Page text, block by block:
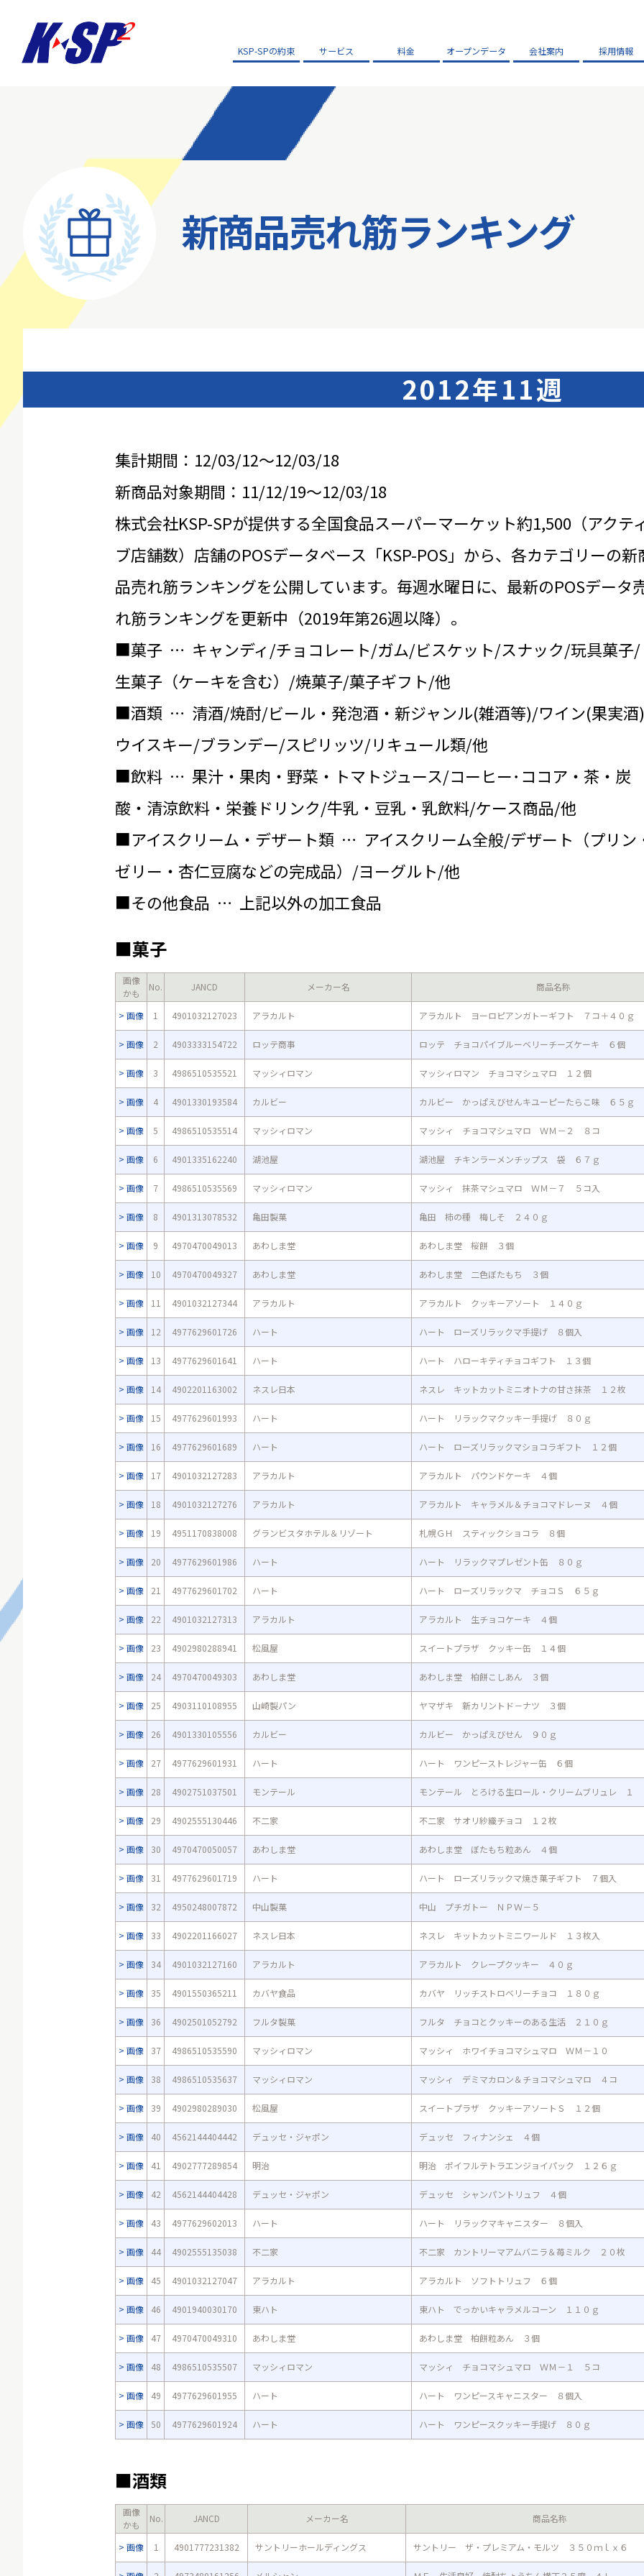
KSP-SPの約束 サービス 料金 オープンデータ 会社案内 採用情報
新商品売れ筋ランキング
2012年11週
集計期間：12/03/12～12/03/18
新商品対象期間：11/12/19～12/03/18
株式会社KSP-SPが提供する全国食品スーパーマーケット約1,500（アクテ
ブ店舗数）店舗のPOSデータベース「KSP-POS」から、各カテゴリーの新
品売れ筋ランキングを公開しています。毎週水曜日に、最新のPOSデータ
れ筋ランキングを更新中（2019年第26週以降）。
■菓子 … キャンディ/チョコレート/ガム/ビスケット/スナック/玩具菓子/
生菓子（ケーキを含む）/焼菓子/菓子ギフト/他
■酒類 … 清酒/焼酎/ビール・発泡酒・新ジャンル(雑酒等)/ワイン(果実
ウイスキー/ブランデー/スピリッツ/リキュール類/他
■飲料 … 果汁・果肉・野菜・トマトジュース/コーヒー･ココア・茶・炭
酸・清涼飲料・栄養ドリンク/牛乳・豆乳・乳飲料/ケース商品/他
■アイスクリーム・デザート類 … アイスクリーム全般/デザート（プリン
ゼリー・杏仁豆腐などの完成品）/ヨーグルト/他
■その他食品 … 上記以外の加工食品
■菓子
画像
かも
No. JANCD メーカー名 商品名称
画像 1 4901032127023 アラカルト アラカルト ヨーロピアンガトーギフト ７コ＋４０ｇ
画像 2 4903333154722 ロッテ商事 ロッテ チョコパイブルーベリーチーズケーキ ６個
画像 3 4986510535521 マッシィロマン マッシィロマン チョコマシュマロ １２個
画像 4 4901330193584 カルビー カルビー かっぱえびせんキユーピーたらこ味 ６５ｇ
画像 5 4986510535514 マッシィロマン マッシィ チョコマシュマロ ＷＭ－２ ８コ
画像 6 4901335162240 湖池屋 湖池屋 チキンラーメンチップス 袋 ６７ｇ
画像 7 4986510535569 マッシィロマン マッシィ 抹茶マシュマロ ＷＭ－７ ５コ入
画像 8 4901313078532 亀田製菓 亀田 柿の種 梅しそ ２４０ｇ
画像 9 4970470049013 あわしま堂 あわしま堂 桜餅 ３個
画像 10 4970470049327 あわしま堂 あわしま堂 二色ぼたもち ３個
画像 11 4901032127344 アラカルト アラカルト クッキーアソート １４０ｇ
画像 12 4977629601726 ハート ハート ローズリラックマ手提げ ８個入
画像 13 4977629601641 ハート ハート ハローキティチョコギフト １３個
画像 14 4902201163002 ネスレ日本 ネスレ キットカットミニオトナの甘さ抹茶 １２枚
画像 15 4977629601993 ハート ハート リラックマクッキー手提げ ８０ｇ
画像 16 4977629601689 ハート ハート ローズリラックマショコラギフト １２個
画像 17 4901032127283 アラカルト アラカルト パウンドケーキ ４個
画像 18 4901032127276 アラカルト アラカルト キャラメル＆チョコマドレーヌ ４個
画像 19 4951170838008 グランビスタホテル＆リゾート 札幌ＧＨ スティックショコラ ８個
画像 20 4977629601986 ハート ハート リラックマプレゼント缶 ８０ｇ
画像 21 4977629601702 ハート ハート ローズリラックマ チョコＳ ６５ｇ
画像 22 4901032127313 アラカルト アラカルト 生チョコケーキ ４個
画像 23 4902980288941 松風屋 スイートプラザ クッキー缶 １４個
画像 24 4970470049303 あわしま堂 あわしま堂 柏餅こしあん ３個
画像 25 4903110108955 山崎製パン ヤマザキ 新カリントド－ナツ ３個
画像 26 4901330105556 カルビー カルビー かっぱえびせん ９０ｇ
画像 27 4977629601931 ハート ハート ワンピーストレジャー缶 ６個
画像 28 4902751037501 モンテール モンテール とろける生ロール・クリームブリュレ １
画像 29 4902555130446 不二家 不二家 サオリ紗織チョコ １２枚
画像 30 4970470050057 あわしま堂 あわしま堂 ぼたもち粒あん ４個
画像 31 4977629601719 ハート ハート ローズリラックマ焼き菓子ギフト ７個入
画像 32 4950248007872 中山製菓 中山 プチガトー ＮＰＷ－５
画像 33 4902201166027 ネスレ日本 ネスレ キットカットミニワールド １３枚入
画像 34 4901032127160 アラカルト アラカルト クレープクッキー ４０ｇ
画像 35 4901550365211 カバヤ食品 カバヤ リッチストロベリーチョコ １８０ｇ
画像 36 4902501052792 フルタ製菓 フルタ チョコとクッキーのある生活 ２１０ｇ
画像 37 4986510535590 マッシィロマン マッシィ ホワイチョコマシュマロ ＷＭ－１０
画像 38 4986510535637 マッシィロマン マッシィ デミマカロン＆チョコマシュマロ ４コ
画像 39 4902980289030 松風屋 スイートプラザ クッキーアソートＳ １２個
画像 40 4562144404442 デュッセ・ジャポン デュッセ フィナンシェ ４個
画像 41 4902777289854 明治 明治 ポイフルテトラエンジョイパック １２６ｇ
画像 42 4562144404428 デュッセ・ジャポン デュッセ シャンパントリュフ ４個
画像 43 4977629602013 ハート ハート リラックマキャニスター ８個入
画像 44 4902555135038 不二家 不二家 カントリーマアムバニラ＆苺ミルク ２０枚
画像 45 4901032127047 アラカルト アラカルト ソフトトリュフ ６個
画像 46 4901940030170 東ハト 東ハト でっかいキャラメルコーン １１０ｇ
画像 47 4970470049310 あわしま堂 あわしま堂 柏餅粒あん ３個
画像 48 4986510535507 マッシィロマン マッシィ チョコマシュマロ ＷＭ－１ ５コ
画像 49 4977629601955 ハート ハート ワンピースキャニスター ８個入
画像 50 4977629601924 ハート ハート ワンピースクッキー手提げ ８０ｇ
■酒類
画像
かも
No. JANCD メーカー名 商品名称
画像 1 4901777231382 サントリーホールディングス サントリー ザ・プレミアム・モルツ ３５０ｍｌｘ６